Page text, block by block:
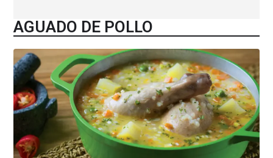
AGUADO DE POLLO